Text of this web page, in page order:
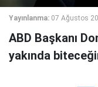
Yayınlanma: 07 Ağustos
ABD Başkanı
yakında